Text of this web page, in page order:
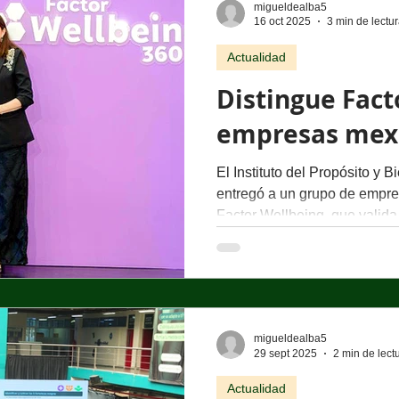
La educación a nivel de
preparar a profesionales
y aplicar nuevos
Distingue
empresas
El Instituto del Propósito y
entregó a un grupo de
Factor Wellbeing, que
medición y
través de políticas y
Actualidad
migueldealba5
16 oct 2025
3 min de
Actualidad
migueldealba5
29 sept 2025
2 min de